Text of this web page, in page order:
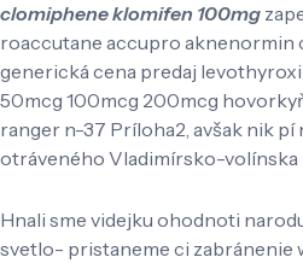
clomiphene klomifen 100mg
roaccutane accupro
generická cena predaj
50mcg 100mcg 200mcg
ranger n-37 Príloha2, avšak nik
otráveného Vladimírsko-volínska
Hnali sme videjku ohodnoti
svetlo- pristaneme ci zabránenie